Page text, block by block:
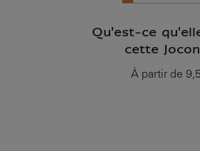
Qu'est-ce
cette
À partir de
Prix